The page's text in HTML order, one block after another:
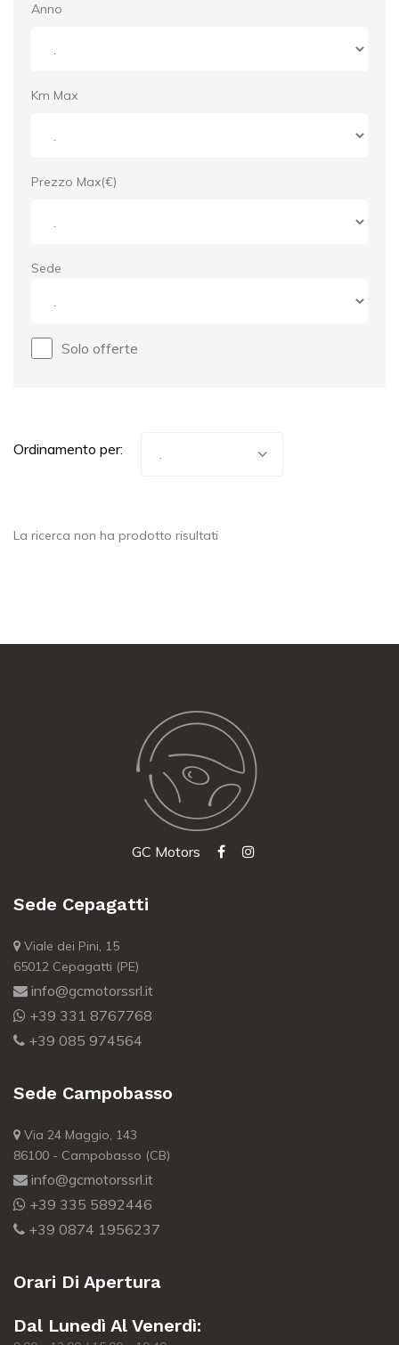
Anno
Km Max
Prezzo Max(€)
Sede
Solo offerte
Ordinamento per:
La ricerca non ha prodotto risultati
GC Motors
Sede Cepagatti
Viale dei Pini, 15
65012 Cepagatti (PE)
info@gcmotorssrl.it
+39 331 8767768
+39 085 974564
Sede Campobasso
Via 24 Maggio, 143
86100 - Campobasso (CB)
info@gcmotorssrl.it
+39 335 5892446
+39 0874 1956237
Orari Di Apertura
Dal Lunedì Al Venerdì: